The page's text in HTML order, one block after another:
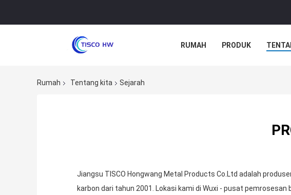
RUMAH PRODUK
Rumah Tentang kita Sejarah
Jiangsu TISCO Hongwang Metal Products Co.Ltd adalah
karbon dari tahun 2001. Lokasi kami di Wuxi - pusat